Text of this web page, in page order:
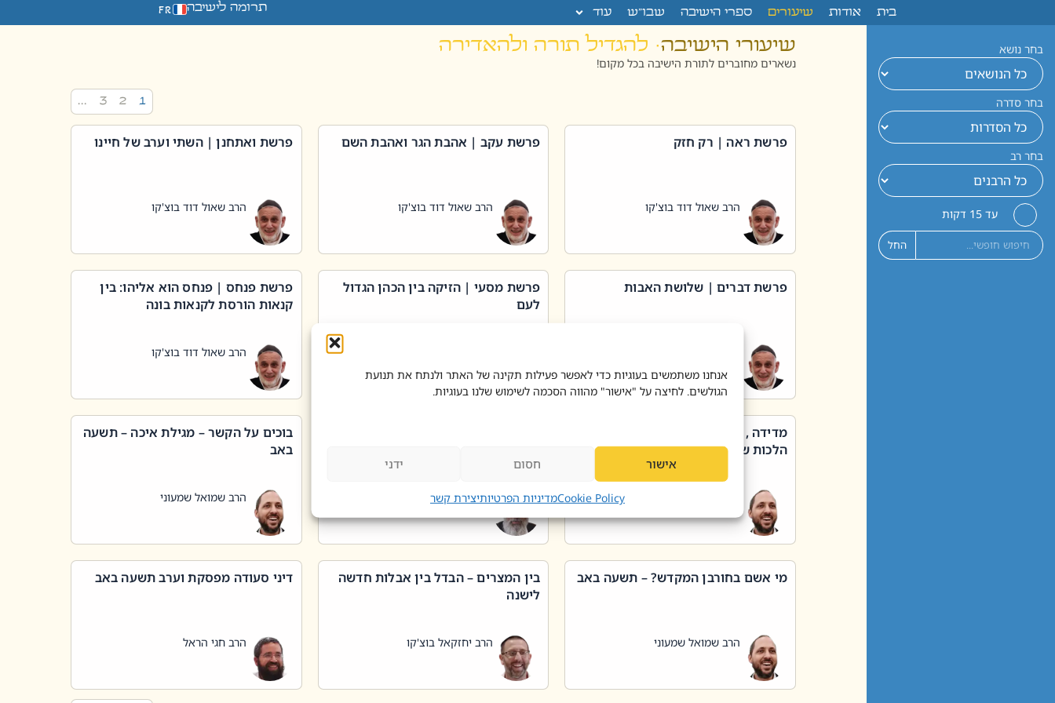
אנחנו משתמשים בעוגיות כדי לאפשר פעילות תקינה של האתר ולנתח את תנועת
הגולשים. לחיצה על "אישור" מהווה הסכמה לשימוש שלנו בעוגיות.
אישור חסום ידני
Cookie Policyמדיניות הפרטיותיצירת קשר
בית אודות שיעורים ספרי הישיבה שבו”ש עוד תרומה לישיבה FR
בחר נושא
בחר סדרה
בחר רב
עד 15 דקות
החל
שיעורי הישיבה· להגדיל תורה ולהאדירה
נשארים מחוברים לתורת הישיבה בכל מקום!
1
2
3
…
פרשת ראה | רק חזק
הרב שאול דוד בוצ'קו
פרשת עקב | אהבת הגר ואהבת השם
הרב שאול דוד בוצ'קו
פרשת ואתחנן | השתי וערב של חיינו
הרב שאול דוד בוצ'קו
פרשת דברים | שלושת האבות
פרשת מסעי | הזיקה בין הכהן הגדול
לעם
פרשת פנחס | פנחס הוא אליהו: בין
קנאות הורסת לקנאות בונה
הרב שאול דוד בוצ'קו
מדידה , קניה , שטיפת כלים בשבת –
הלכות שבת – סימן שכג
הרב יאיר בידני
בוכים על הקשר – מגילת איכה – תשעה
באב
הרב שמואל שמעוני
מי אשם בחורבן המקדש? – תשעה באב
הרב שמואל שמעוני
בין המצרים – הבדל בין אבלות חדשה
לישנה
הרב יחזקאל בוצ'קו
דיני סעודה מפסקת וערב תשעה באב
הרב חגי הראל